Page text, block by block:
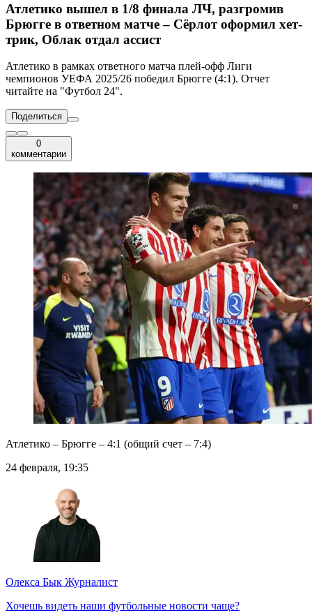
Атлетико вышел в 1/8 финала ЛЧ, разгромив
Брюгге в ответном матче – Сёрлот оформил хет-
трик, Облак отдал ассист
Атлетико в рамках ответного матча плей-офф Лиги
чемпионов УЕФА 2025/26 победил Брюгге (4:1). Отчет
читайте на "Футбол 24".
Поделиться
0
комментарии
Атлетико – Брюгге – 4:1 (общий счет – 7:4)
24 февраля, 19:35
Олекса Бык Журналист
Хочешь видеть наши футбольные новости чаще?